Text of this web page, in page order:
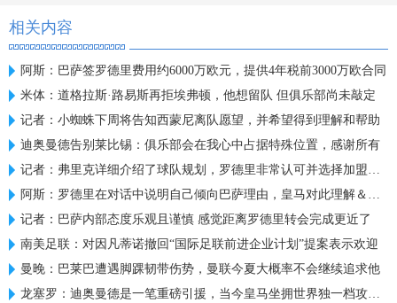
相关内容
阿斯：巴萨签罗德里费用约6000万欧元，提供4年税前3000万欧合同
米体：道格拉斯·路易斯再拒埃弗顿，他想留队 但俱乐部尚未敲定
记者：小蜘蛛下周将告知西蒙尼离队愿望，并希望得到理解和帮助
迪奥曼德告别莱比锡：俱乐部会在我心中占据特殊位置，感谢所有
记者：弗里克详细介绍了球队规划，罗德里非常认可并选择加盟巴萨
阿斯：罗德里在对话中说明自己倾向巴萨理由，皇马对此理解＆祝好
记者：巴萨内部态度乐观且谨慎 感觉距离罗德里转会完成更近了
南美足联：对因凡蒂诺撤回“国际足联前进企业计划”提案表示欢迎
曼晚：巴莱巴遭遇脚踝韧带伤势，曼联今夏大概率不会继续追求他
龙塞罗：迪奥曼德是一笔重磅引援，当今皇马坐拥世界独一档攻击线